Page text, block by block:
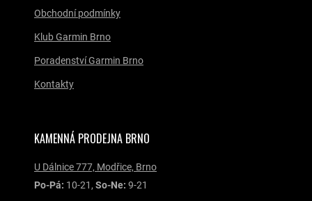
KAMENNÁ PRODEJNA BRNO
U Dálnice 777, Modřice, Brno
Po-Pá: 10-21, So-Ne: 9-21
Obchodní podmínky
Klub Garmin Brno
Poradenství Garmin Brno
Kontakty